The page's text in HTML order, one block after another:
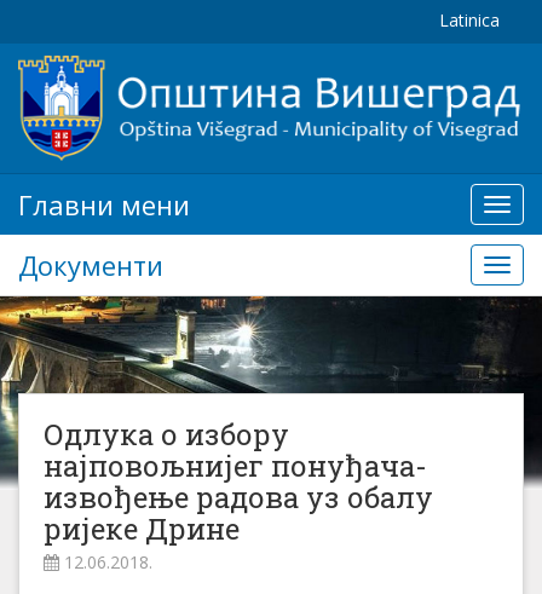
Latinica
мени
Главни мени
Документи
Одлука о избору
најповољнијег понуђача-
извођење радова уз обалу
ријеке Дрине
12.06.2018.